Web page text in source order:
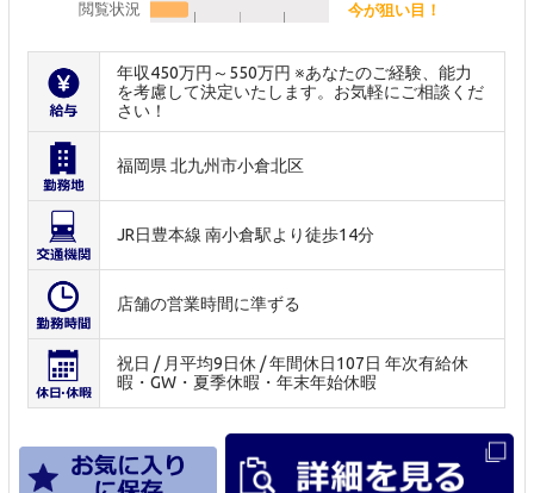
閲覧状況 今が狙い目！
年収450万円～550万円 ※あなたのご経験、能力
を考慮して決定いたします。お気軽にご相談くだ
さい！
福岡県 北九州市小倉北区
JR日豊本線 南小倉駅より徒歩14分
店舗の営業時間に準ずる
祝日 / 月平均9日休 / 年間休日107日 年次有給休
暇・GW・夏季休暇・年末年始休暇